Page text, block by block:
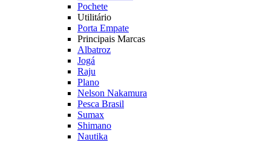
Pochete
Utilitário
Porta Empate
Principais Marcas
Albatroz
Jogá
Raju
Plano
Nelson Nakamura
Pesca Brasil
Sumax
Shimano
Nautika